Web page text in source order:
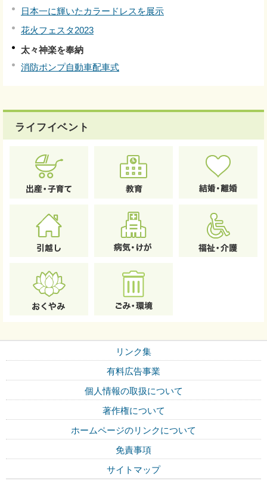
日本一に輝いたカラードレスを展示
花火フェスタ2023
太々神楽を奉納
消防ポンプ自動車配車式
ライフイベント
リンク集
有料広告事業
個人情報の取扱について
著作権について
ホームページのリンクについて
免責事項
サイトマップ